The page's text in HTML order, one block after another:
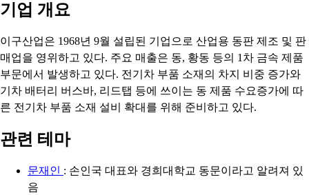
기업 개요
이구산업은 1968년 9월 설립된 기업으로 산업용 동판 제조 및 판
매업을 영위하고 있다. 주요 매출은 동, 황동 등의 1차 금속 제품
부문에서 발생하고 있다. 전기차 부품 소재의 차지 비중 증가와
기차 배터리 버스바, 리드탭 등에 쓰이는 동 제품 수요증가에 따
른 전기차 부품 소재 설비 확대를 위해 준비하고 있다.
관련 테마
문재인 : 손인국 대표와 경희대학교 동문이라고 알려져 있
음